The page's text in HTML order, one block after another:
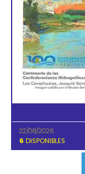
22/08/2026
6 DISPONIBLES